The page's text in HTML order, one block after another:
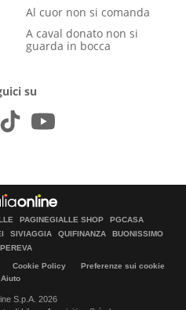
Al cuor non si comanda
A caval donato non si
guarda in bocca
su
PAGINEGIALLE SHOP
PGCASA
SIVIAGGIA QUIFINANZA
BUONISSIMO
Cookie Policy
Preferenze sui cookie
Aiuto
S.p.A. 2026